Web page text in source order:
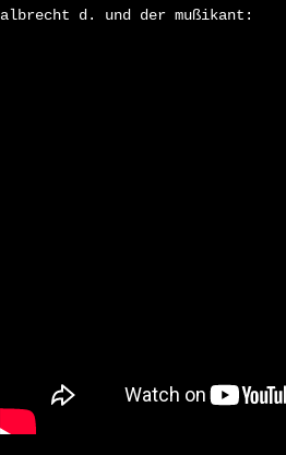
albrecht d. und der mußikant: